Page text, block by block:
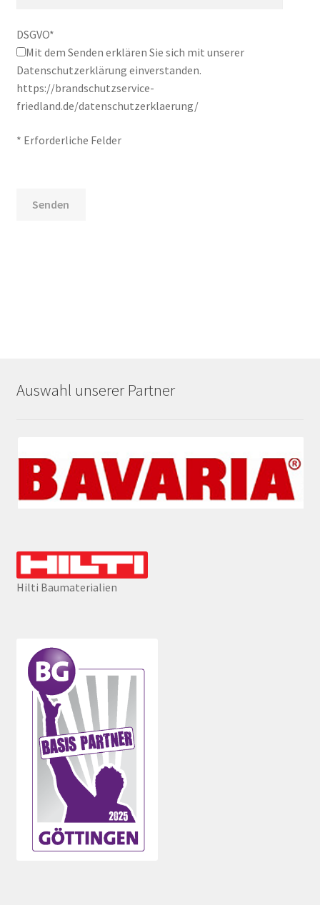
DSGVO*
Mit dem Senden erklären Sie sich mit unserer
Datenschutzerklärung einverstanden.
https://brandschutzservice-
friedland.de/datenschutzerklaerung/
* Erforderliche Felder
Auswahl unserer Partner
Hilti Baumaterialien